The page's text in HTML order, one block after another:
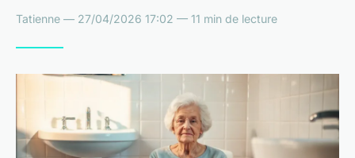
Tatienne — 27/04/2026 17:02 — 11 min de lecture